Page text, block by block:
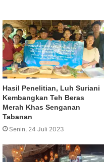
Hasil Penelitian, Luh Suriani
Kembangkan Teh Beras
Merah Khas Senganan
Tabanan
Senin, 24 Juli 2023